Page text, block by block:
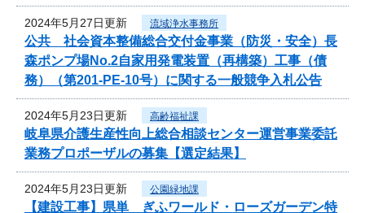
2024年5月27日更新 流域浄水事務所
公共 社会資本整備総合交付金事業（防災・安全）長
森ポンプ場No.2自家用発電装置（再構築）工事（債
務）（第201-PE-10号）に関する一般競争入札公告
2024年5月23日更新 高齢福祉課
岐阜県介護生産性向上総合相談センター運営事業委託
業務プロポーザルの募集【選定結果】
2024年5月23日更新 公園緑地課
【建設工事】県単 ぎふワールド・ローズガーデン特